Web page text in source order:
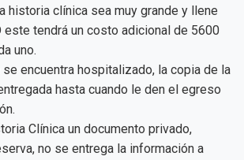
historia clínica sea muy grande y llene
este tendrá un costo adicional de 5600
uno.
encuentra hospitalizado, la copia de la
hasta cuando le den el egreso
Clínica un documento privado,
no se entrega la información a